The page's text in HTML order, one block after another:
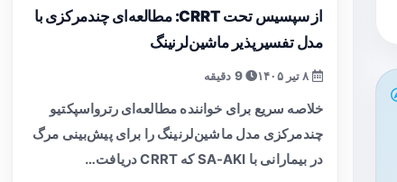
از سپسیس تحت CRRT: مطالعه‌ای چندمرکزی با
مدل تفسیرپذیر ماشین‌لرنینگ
9 دقیقه
خلاصه سریع برای خواننده مطالعه‌ای رترواسپکتیو
چندمرکزی مدل ماشین‌لرنینگ را برای پیش‌بینی مرگ
در بیمارانی با SA-AKI که CRRT دریافت…